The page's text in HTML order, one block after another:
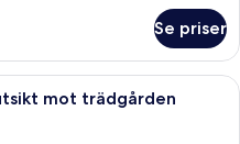
Se priser
Ett modernt hotellrum med två
mot trädgården